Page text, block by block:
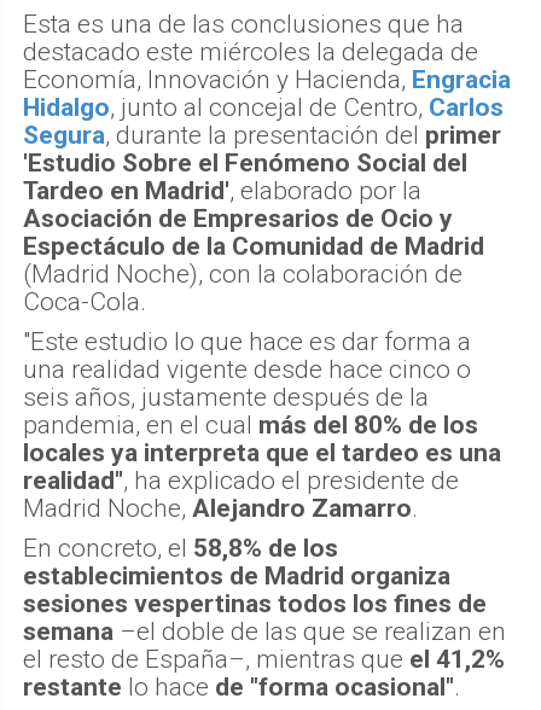
Esta es una de las conclusiones que ha
destacado este miércoles la delegada de
Economía, Innovación y Hacienda, Engracia
Hidalgo, junto al concejal de Centro, Carlos
Segura, durante la presentación del primer
'Estudio Sobre el Fenómeno Social del
Tardeo en Madrid', elaborado por la
Asociación de Empresarios de Ocio y
Espectáculo de la Comunidad de Madrid
(Madrid Noche), con la colaboración de
Coca-Cola.
"Este estudio lo que hace es dar forma a
una realidad vigente desde hace cinco o
seis años, justamente después de la
pandemia, en el cual más del 80% de los
locales ya interpreta que el tardeo es una
realidad", ha explicado el presidente de
Madrid Noche, Alejandro Zamarro.
En concreto, el 58,8% de los
establecimientos de Madrid organiza
sesiones vespertinas todos los fines de
semana –el doble de las que se realizan en
el resto de España–, mientras que el 41,2%
restante lo hace de "forma ocasional".